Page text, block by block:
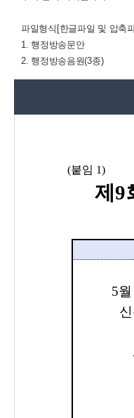
파일형식[한글파일 및 압축
1. 행정방송문안
2. 행정방송음원(3종)